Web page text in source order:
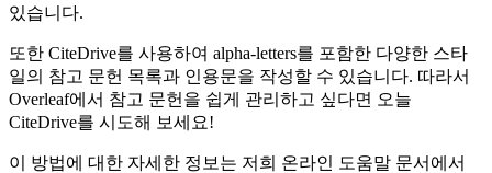
있습니다.
또한 CiteDrive를 사용하여 alpha-letters를 포함한 다양한 스타
일의 참고 문헌 목록과 인용문을 작성할 수 있습니다. 따라서
Overleaf에서 참고 문헌을 쉽게 관리하고 싶다면 오늘
CiteDrive를 시도해 보세요!
이 방법에 대한 자세한 정보는 저희 온라인 도움말 문서에서